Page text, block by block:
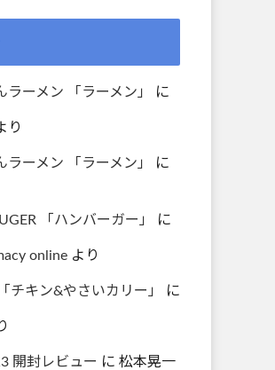
ーメン 「ラーメン」 に
り
ーメン 「ラーメン」 に
「ハンバーガー」
に
online より
チキン&やさいカリー」 に
開封レビュー に 松本晃一